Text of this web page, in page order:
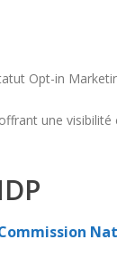
Opt-in
une